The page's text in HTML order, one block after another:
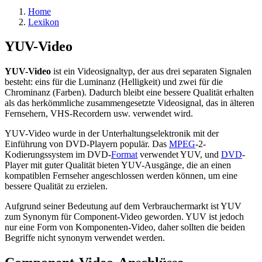
Home
Lexikon
YUV-Video
YUV-Video ist ein Videosignaltyp, der aus drei separaten Signalen
besteht: eins für die Luminanz (Helligkeit) und zwei für die
Chrominanz (Farben). Dadurch bleibt eine bessere Qualität erhalten
als das herkömmliche zusammengesetzte Videosignal, das in älteren
Fernsehern, VHS-Recordern usw. verwendet wird.
YUV-Video wurde in der Unterhaltungselektronik mit der
Einführung von DVD-Playern populär. Das MPEG-2-
Kodierungssystem im DVD-Format verwendet YUV, und DVD-
Player mit guter Qualität bieten YUV-Ausgänge, die an einen
kompatiblen Fernseher angeschlossen werden können, um eine
bessere Qualität zu erzielen.
Aufgrund seiner Bedeutung auf dem Verbrauchermarkt ist YUV
zum Synonym für Component-Video geworden. YUV ist jedoch
nur eine Form von Komponenten-Video, daher sollten die beiden
Begriffe nicht synonym verwendet werden.